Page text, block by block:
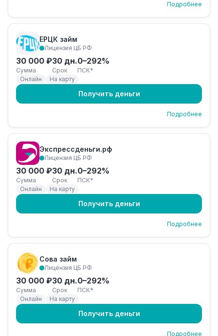
Подробнее
ЕРЦК займ
Лицензия ЦБ РФ
30 000 ₽
Сумма
30 дн.
Срок
0–292%
ПСК*
Онлайн
На карту
Получить деньги
Подробнее
Экспрессденьги.рф
Лицензия ЦБ РФ
30 000 ₽
Сумма
30 дн.
Срок
0–292%
ПСК*
Онлайн
На карту
Получить деньги
Подробнее
Сова займ
Лицензия ЦБ РФ
30 000 ₽
Сумма
30 дн.
Срок
0–292%
ПСК*
Онлайн
На карту
Получить деньги
Подробнее